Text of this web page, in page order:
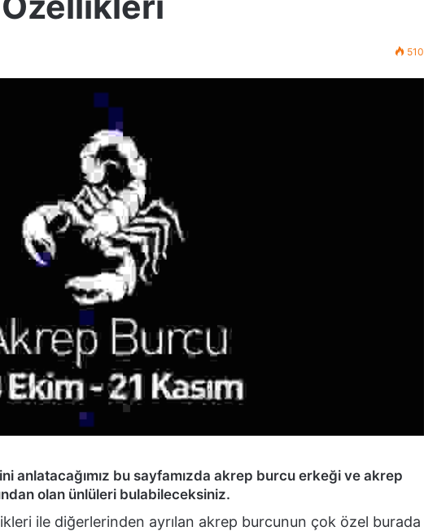
510
anlatacağımız bu sayfamızda akrep burcu erkeği ve akrep
olan ünlüleri bulabileceksiniz.
ile diğerlerinden ayrılan akrep burcunun çok özel burada